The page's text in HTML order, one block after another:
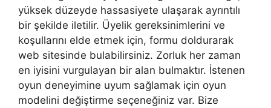
yüksek düzeyde hassasiyete ulaşarak ayrıntılı
bir şekilde iletilir. Üyelik gereksinimlerini ve
koşullarını elde etmek için, formu doldurarak
web sitesinde bulabilirsiniz. Zorluk her zaman
en iyisini vurgulayan bir alan bulmaktır. İstenen
oyun deneyimine uyum sağlamak için oyun
modelini değiştirme seçeneğiniz var. Bize